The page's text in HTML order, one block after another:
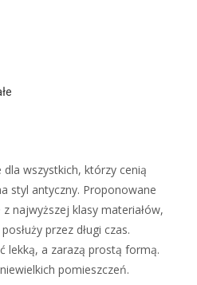
wszystkich, którzy cenią
styl antyczny. Proponowane
najwyższej klasy materiałów,
przez długi czas.
lekką, a zarazą prostą formą.
pomieszczeń.